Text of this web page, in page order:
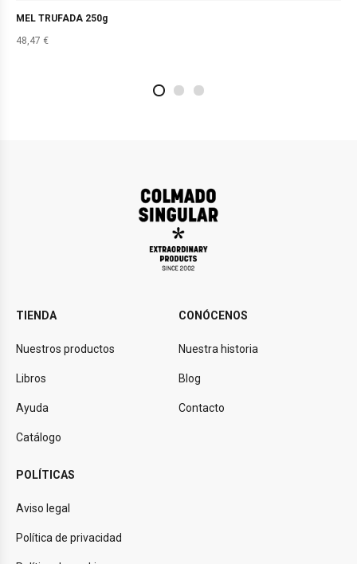
MEL TRUFADA 250g
48,47 €
TIENDA
Nuestros productos
Libros
Ayuda
Catálogo
CONÓCENOS
Nuestra historia
Blog
Contacto
POLÍTICAS
Aviso legal
Política de privacidad